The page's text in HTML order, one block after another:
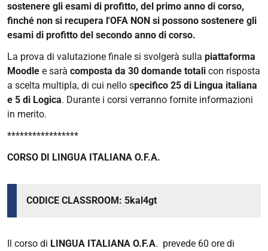
sostenere gli esami di profitto, del primo anno di corso,
finché non si recupera l'OFA NON si possono sostenere gli
esami di profitto del secondo anno di corso.
La prova di valutazione finale si svolgerà sulla piattaforma
Moodle e sarà composta da 30 domande totali con risposta
a scelta multipla, di cui nello specifico 25 di Lingua italiana
e 5 di Logica. Durante i corsi verranno fornite informazioni
in merito.
*****************
CORSO DI LINGUA ITALIANA O.F.A.
CODICE CLASSROOM: 5kal4gt
Il corso di LINGUA ITALIANA O.F.A. prevede 60 ore di